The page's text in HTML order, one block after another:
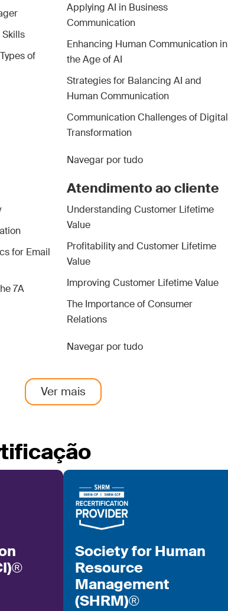
of
Applying AI in Business
Communication
Enhancing Human Communication in
the Age of AI
Strategies for Balancing AI and
Human Communication
Communication Challenges of Digital
Transformation
Navegar por tudo
for Email
7A
Atendimento ao cliente
Understanding Customer Lifetime
Value
Profitability and Customer Lifetime
Value
Improving Customer Lifetime Value
The Importance of Consumer
Relations
Navegar por tudo
Ver mais
Society for Human
Resource
Management
(SHRM)®